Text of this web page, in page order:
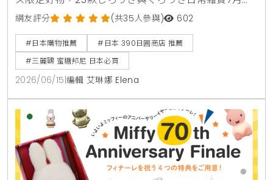
本登場。
網友評分 (共35人參與) 602
#日本購物推薦
#日本 390日圓商店 推薦
#三麗鷗 蜜糖邦尼 日本必買
2026/06/15 編輯 艾琳娜 Elena